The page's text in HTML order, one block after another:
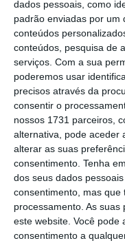
dados pessoais, como
padrão enviadas por um
conteúdos
conteúdos, pesquisa de
serviços. Com a sua
poderemos usar
precisos através da
consentir o
nossos 1731 parceiros,
alternativa, pode aceder
alterar as suas
consentimento. Tenha
dos seus dados
consentimento, mas
processamento. As
este website. Você pode
consentimento a
Governo a
contrário àquilo
precisa”, acusou
“PS deve assumir
Ler Mais
Segundo Rui Rio,
legislação
seguramente, a
Estado” por